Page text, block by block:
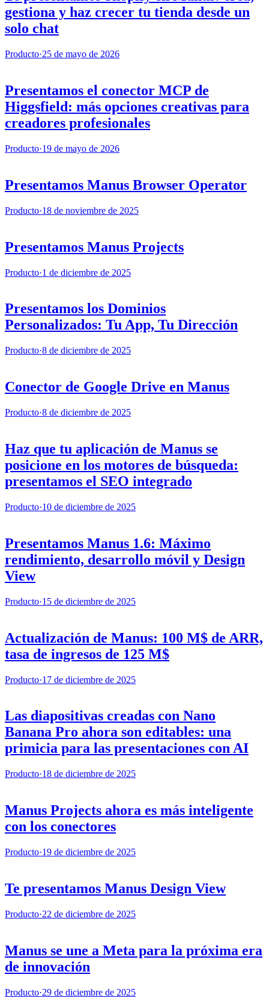
gestiona y haz crecer tu tienda desde un
solo chat
Producto·25 de mayo de 2026
Presentamos el conector MCP de
Higgsfield: más opciones creativas para
creadores profesionales
Producto·19 de mayo de 2026
Presentamos Manus Browser Operator
Producto·18 de noviembre de 2025
Presentamos Manus Projects
Producto·1 de diciembre de 2025
Presentamos los Dominios
Personalizados: Tu App, Tu Dirección
Producto·8 de diciembre de 2025
Conector de Google Drive en Manus
Producto·8 de diciembre de 2025
Haz que tu aplicación de Manus se
posicione en los motores de búsqueda:
presentamos el SEO integrado
Producto·10 de diciembre de 2025
Presentamos Manus 1.6: Máximo
rendimiento, desarrollo móvil y Design
View
Producto·15 de diciembre de 2025
Actualización de Manus: 100 M$ de ARR,
tasa de ingresos de 125 M$
Producto·17 de diciembre de 2025
Las diapositivas creadas con Nano
Banana Pro ahora son editables: una
primicia para las presentaciones con AI
Producto·18 de diciembre de 2025
Manus Projects ahora es más inteligente
con los conectores
Producto·19 de diciembre de 2025
Te presentamos Manus Design View
Producto·22 de diciembre de 2025
Manus se une a Meta para la próxima era
de innovación
Producto·29 de diciembre de 2025